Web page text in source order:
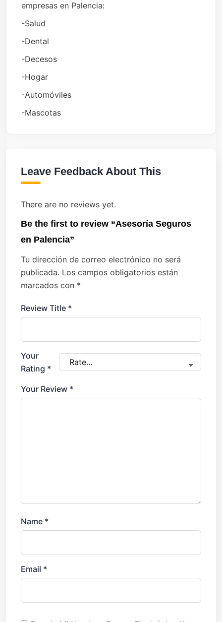
empresas en Palencia:
-Salud
-Dental
-Decesos
-Hogar
-Automóviles
-Mascotas
Leave Feedback About This
There are no reviews yet.
Be the first to review “Asesoría Seguros
en Palencia”
Tu dirección de correo electrónico no será
publicada. Los campos obligatorios están
marcados con *
Review Title *
Your
Rating *
Your Review *
Name *
Email *